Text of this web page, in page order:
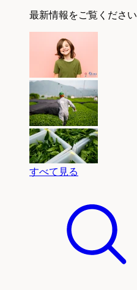
最新情報をご覧ください
すべて見る